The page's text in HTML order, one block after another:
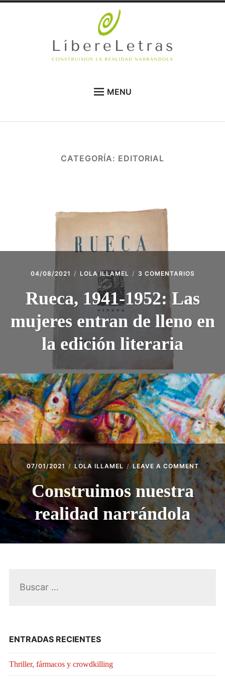
LíbereLetras
CONSTRUIMOS NUESTRA REALIDAD
MENU
ACCESO SOCIAS
CATEGORÍA: EDITORIAL
04/08/2021 LOLA ILLAMEL 3 COMENTARIOSEN
1952:
ENTRAN
EDICIÓN
Rueca, 1941-1952: Las
mujeres entran de lleno en
la edición literaria
07/01/2021 LOLA ILLAMEL LEAVE A COMMENTON
Construimos nuestra
realidad narrándola
ENTRADAS RECIENTES
Thriller, fármacos y crowdkilling